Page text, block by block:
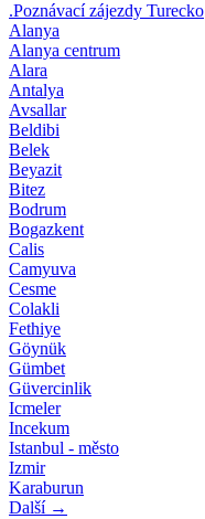
.Poznávací zájezdy Turecko
Alanya
Alanya centrum
Alara
Antalya
Avsallar
Beldibi
Belek
Beyazit
Bitez
Bodrum
Bogazkent
Calis
Camyuva
Cesme
Colakli
Fethiye
Göynük
Gümbet
Güvercinlik
Icmeler
Incekum
Istanbul - město
Izmir
Karaburun
Další →